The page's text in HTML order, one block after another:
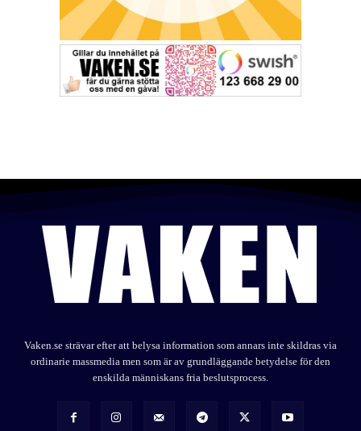
Vaken.se strävar efter att belysa information som annars inte skildras via
ordinarie massmedia men som är av grundläggande betydelse för den
enskilda människans fria beslutsprocess.